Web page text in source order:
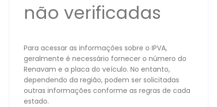
não verificadas
Para acessar as informações sobre o IPVA,
geralmente é necessário fornecer o número do
Renavam e a placa do veículo. No entanto,
dependendo da região, podem ser solicitadas
outras informações conforme as regras de cada
estado.